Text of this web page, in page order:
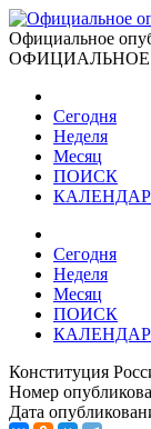
Официальное
Сегодня
Неделя
Месяц
ПОИСК
Сегодня
Неделя
Месяц
ПОИСК
Конституция
Номер
Дата